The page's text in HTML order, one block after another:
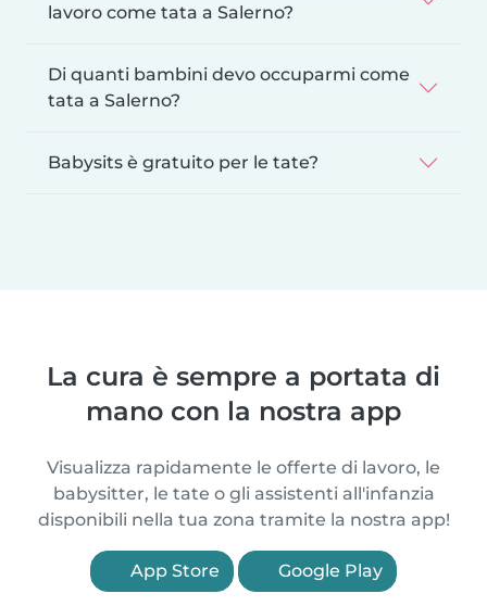
lavoro come tata a Salerno?
Di quanti bambini devo occuparmi come
tata a Salerno?
Babysits è gratuito per le tate?
La cura è sempre a portata di
mano con la nostra app
Visualizza rapidamente le offerte di lavoro, le
babysitter, le tate o gli assistenti all'infanzia
disponibili nella tua zona tramite la nostra app!
App Store Google Play